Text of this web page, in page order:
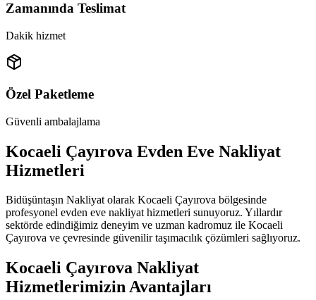
Zamanında Teslimat
Dakik hizmet
Özel Paketleme
Güvenli ambalajlama
Kocaeli Çayırova Evden Eve Nakliyat
Hizmetleri
Bidüşüntaşın Nakliyat olarak Kocaeli Çayırova bölgesinde
profesyonel evden eve nakliyat hizmetleri sunuyoruz. Yıllardır
sektörde edindiğimiz deneyim ve uzman kadromuz ile Kocaeli
Çayırova ve çevresinde güvenilir taşımacılık çözümleri sağlıyoruz.
Kocaeli Çayırova Nakliyat
Hizmetlerimizin Avantajları